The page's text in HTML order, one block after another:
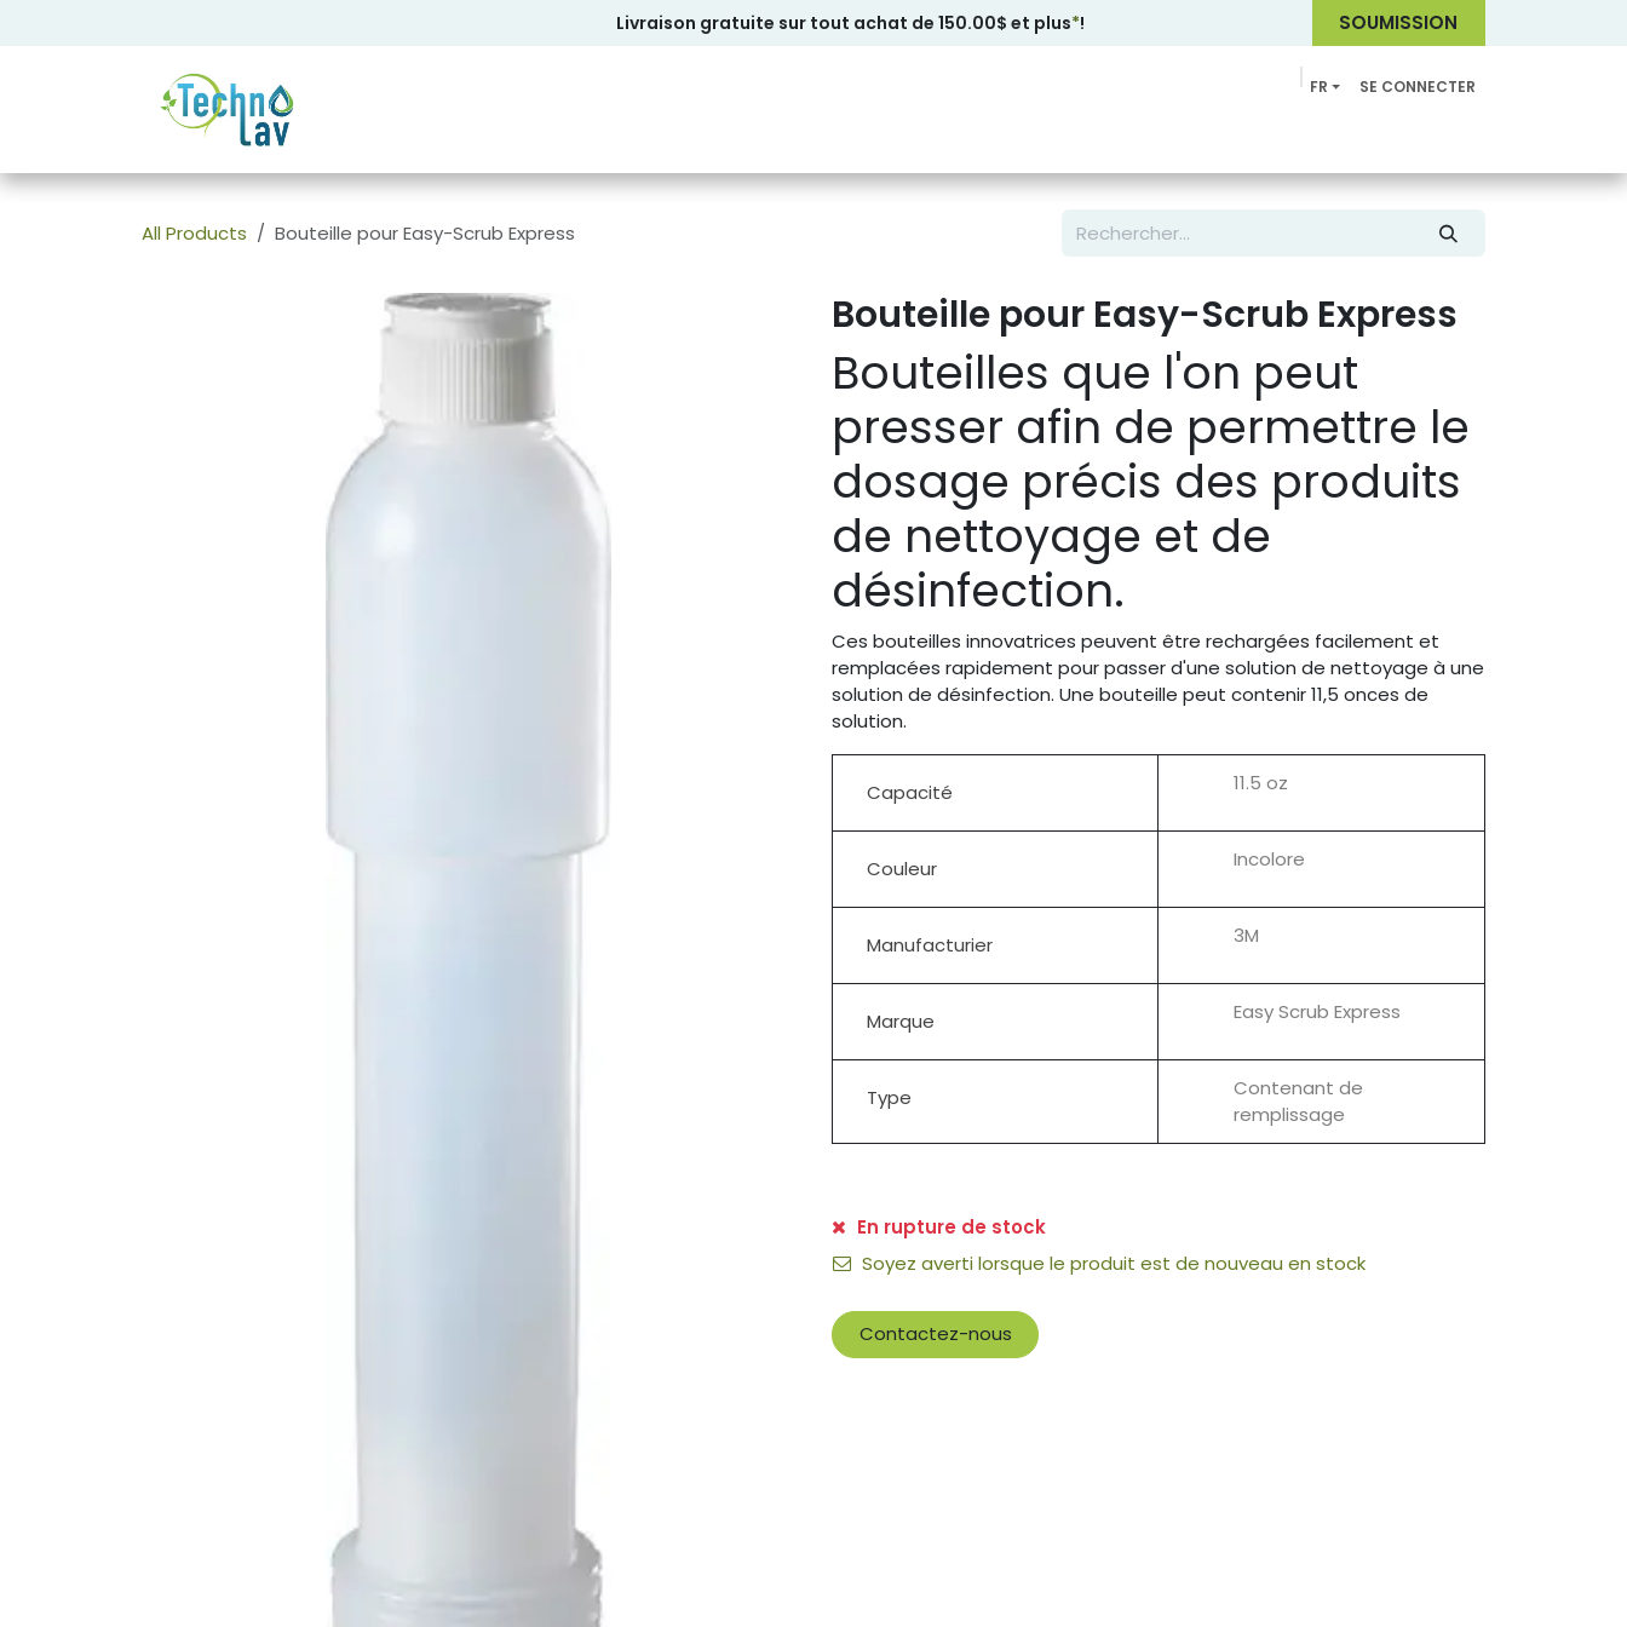
Livraison gratuite sur tout achat de 150.00$ et plus*! SOUMISSION
FR SE CONNECTER
All Products Bouteille pour Easy-Scrub Express
Bouteille pour Easy-Scrub Express
Bouteilles que l'on peut
presser afin de permettre le
dosage précis des produits
de nettoyage et de
désinfection.
Ces bouteilles innovatrices peuvent être rechargées facilement et
remplacées rapidement pour passer d'une solution de nettoyage à une
solution de désinfection. Une bouteille peut contenir 11,5 onces de
solution.
Capacité 11.5 oz
Couleur Incolore
Manufacturier 3M
Marque Easy Scrub Express
Type
Contenant de
remplissage
En rupture de stock
Soyez averti lorsque le produit est de nouveau en stock
Contactez-nous